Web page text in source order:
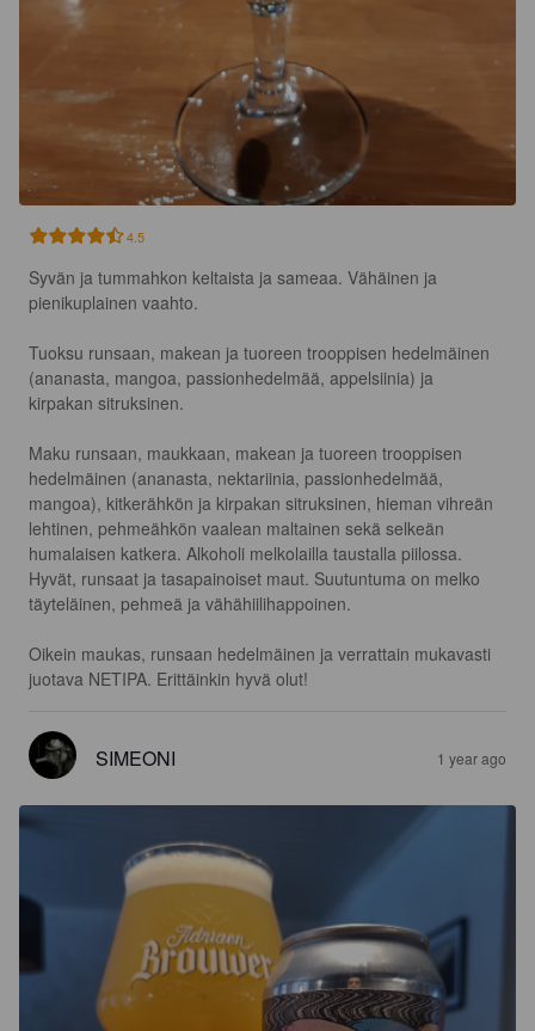
4.5
Syvän ja tummahkon keltaista ja sameaa. Vähäinen ja
pienikuplainen vaahto.
Tuoksu runsaan, makean ja tuoreen trooppisen hedelmäinen
(ananasta, mangoa, passionhedelmää, appelsiinia) ja
kirpakan sitruksinen.
Maku runsaan, maukkaan, makean ja tuoreen trooppisen
hedelmäinen (ananasta, nektariinia, passionhedelmää,
mangoa), kitkerähkön ja kirpakan sitruksinen, hieman vihreän
lehtinen, pehmeähkön vaalean maltainen sekä selkeän
humalaisen katkera. Alkoholi melkolailla taustalla piilossa.
Hyvät, runsaat ja tasapainoiset maut. Suutuntuma on melko
täyteläinen, pehmeä ja vähähiilihappoinen.
Oikein maukas, runsaan hedelmäinen ja verrattain mukavasti
juotava NETIPA. Erittäinkin hyvä olut!
SIMEONI 1 year ago